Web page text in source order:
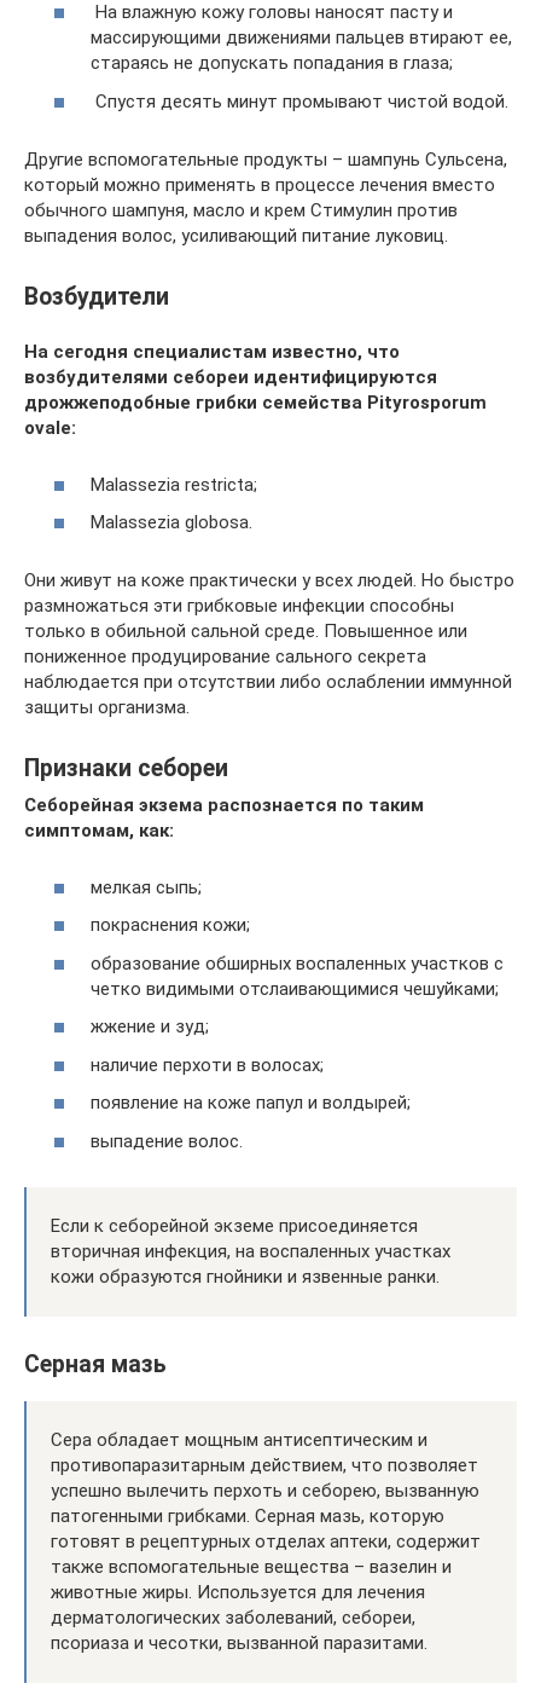
На влажную кожу головы наносят пасту и
массирующими движениями пальцев втирают ее,
стараясь не допускать попадания в глаза;
Спустя десять минут промывают чистой водой.
Другие вспомогательные продукты – шампунь Сульсена,
который можно применять в процессе лечения вместо
обычного шампуня, масло и крем Стимулин против
выпадения волос, усиливающий питание луковиц.
Возбудители
На сегодня специалистам известно, что
возбудителями себореи идентифицируются
дрожжеподобные грибки семейства Pityrosporum
ovale:
Malassezia restricta;
Malassezia globosa.
Они живут на коже практически у всех людей. Но быстро
размножаться эти грибковые инфекции способны
только в обильной сальной среде. Повышенное или
пониженное продуцирование сального секрета
наблюдается при отсутствии либо ослаблении иммунной
защиты организма.
Признаки себореи
Себорейная экзема распознается по таким
симптомам, как:
мелкая сыпь;
покраснения кожи;
образование обширных воспаленных участков с
четко видимыми отслаивающимися чешуйками;
жжение и зуд;
наличие перхоти в волосах;
появление на коже папул и волдырей;
выпадение волос.
Если к себорейной экземе присоединяется
вторичная инфекция, на воспаленных участках
кожи образуются гнойники и язвенные ранки.
Серная мазь
Сера обладает мощным антисептическим и
противопаразитарным действием, что позволяет
успешно вылечить перхоть и себорею, вызванную
патогенными грибками. Серная мазь, которую
готовят в рецептурных отделах аптеки, содержит
также вспомогательные вещества – вазелин и
животные жиры. Используется для лечения
дерматологических заболеваний, себореи,
псориаза и чесотки, вызванной паразитами.